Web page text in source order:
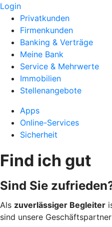
Login
Privatkunden
Firmenkunden
Banking & Verträge
Meine Bank
Service & Mehrwerte
Immobilien
Stellenangebote
Apps
Online-Services
Sicherheit
Find ich gut
Sind Sie
Als zuverlässiger Begleiter
sind unsere